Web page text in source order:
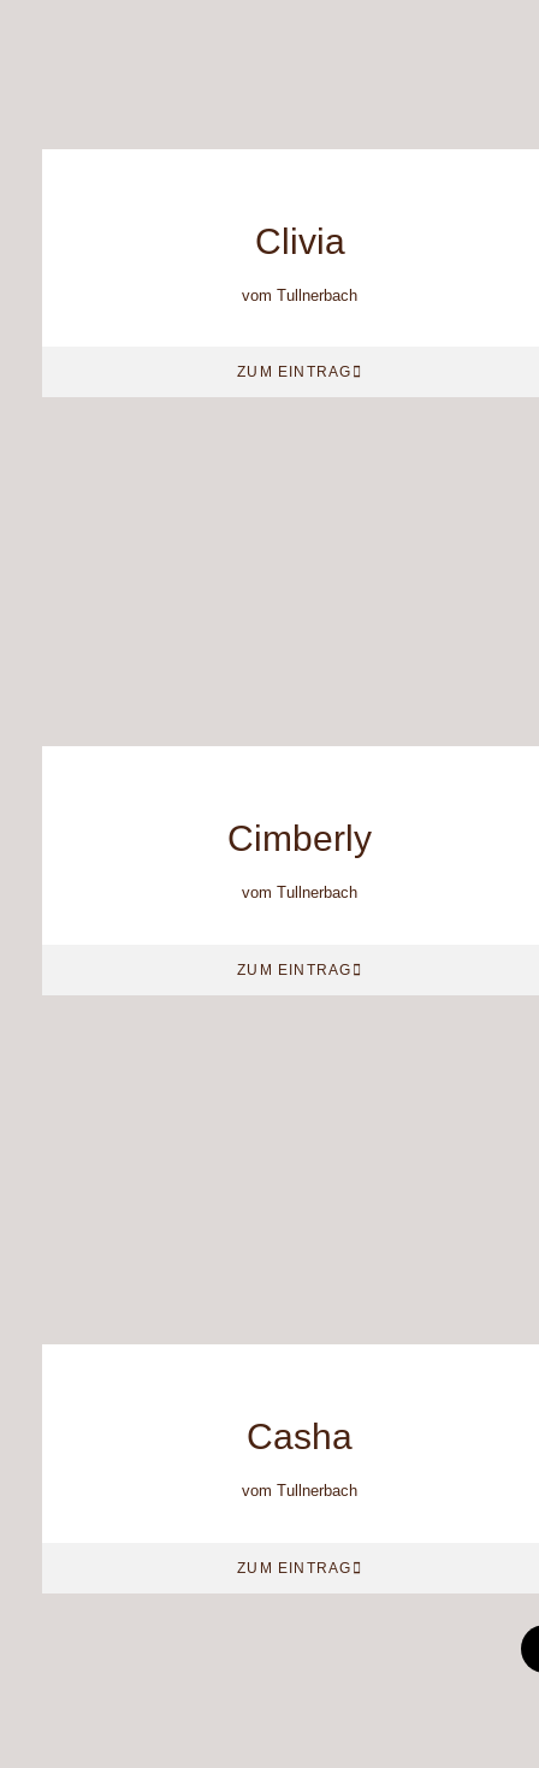
Clivia
vom Tullnerbach
ZUM EINTRAG
Cimberly
vom Tullnerbach
ZUM EINTRAG
Casha
vom Tullnerbach
ZUM EINTRAG